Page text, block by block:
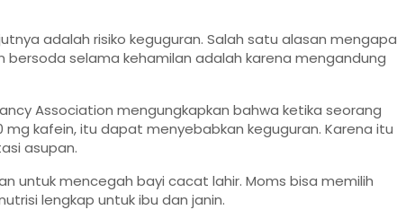
adalah risiko keguguran. Salah satu alasan mengapa
bersoda selama kehamilan adalah karena mengandung
Association mengungkapkan bahwa ketika seorang
kafein, itu dapat menyebabkan keguguran. Karena itu
asupan.
untuk mencegah bayi cacat lahir. Moms bisa memilih
lengkap untuk ibu dan janin.